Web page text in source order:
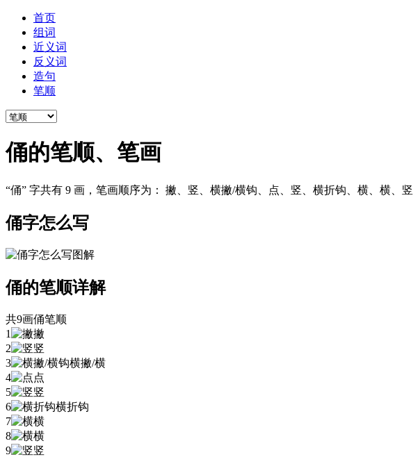
首页
组词
近义词
反义词
造句
笔顺
俑的笔顺、笔画
“俑” 字共有 9 画，笔画顺序为： 撇、竖、横撇/横钩、点、竖、横折钩、横、横、竖
俑字怎么写
俑的笔顺详解
共9画俑笔顺
1
撇
2
竖
3
横撇/横
4
点
5
竖
6
横折钩
7
横
8
横
9
竖